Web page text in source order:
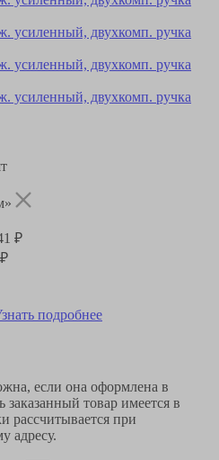
₽
подробнее
если она оформлена в
заказанный товар имеется в
рассчитывается при
адресу.